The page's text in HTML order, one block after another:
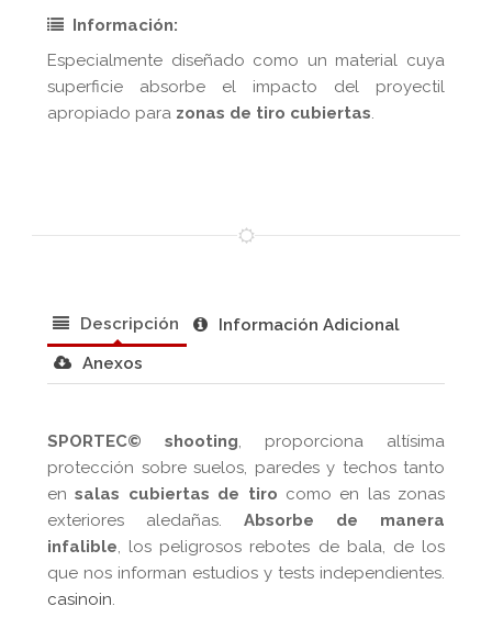
Información:
Especialmente diseñado como un material cuya
superficie absorbe el impacto del proyectil
apropiado para zonas de tiro cubiertas.
Descripción
Información Adicional
Anexos
SPORTEC© shooting, proporciona altísima
protección sobre suelos, paredes y techos tanto
ensalas cubiertas de tiro como en las zonas
exteriores aledañas. Absorbe de manera
infalible, los peligrosos rebotes de bala, de los
que nos informan estudios y tests independientes.
casinoin.